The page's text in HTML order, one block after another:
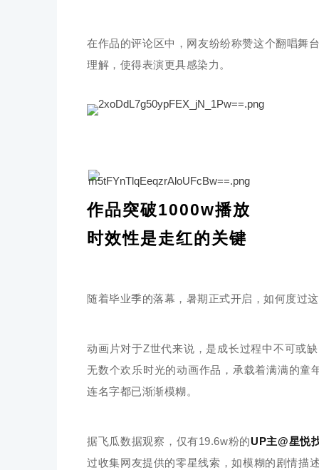
在作品的评论区中，网友纷纷称赞这个翻唱舞
理解，使得表演更具感染力。
作品突破1000w播放
时效性是走红的关键
随着毕业季的落幕，暑期正式开启，如何度过
动画片对于Z世代来说，是成长过程中不可或
无数个欢乐时光的动画作品，承载着满满的童
连名字都已渐渐模糊。
据飞瓜数据观察，仅有19.6w粉的UP主@星悦
过收集网友提供的零星线索，如模糊的剧情描